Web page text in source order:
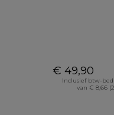
€ 49,90
Inclusief btw-
van € 8,66